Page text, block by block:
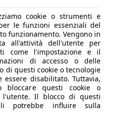
cookie o strumenti e
le funzioni essenziali del
funzionamento. Vengono in
all'attività dell'utente per
come l'impostazione e il
di accesso o delle
di questi cookie o tecnologie
disabilitato. Tuttavia,
bloccare questi cookie o
Il blocco di questi
potrebbe influire sulla